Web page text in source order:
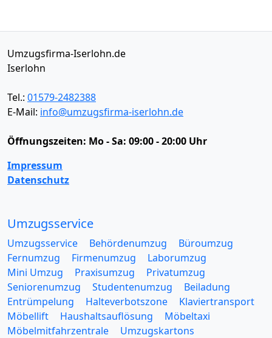
Umzugsfirma-Iserlohn.de
Iserlohn
Tel.: 01579-2482388
E-Mail: info@umzugsfirma-iserlohn.de
Öffnungszeiten: Mo - Sa: 09:00 - 20:00 Uhr
Impressum
Datenschutz
Umzugsservice
Umzugsservice Behördenumzug
Büroumzug
Fernumzug
Firmenumzug
Laborumzug
Mini Umzug
Praxisumzug
Privatumzug
Seniorenumzug
Studentenumzug
Beiladung
Entrümpelung
Halteverbotszone
Klaviertransport
Möbellift
Haushaltsauflösung
Möbeltaxi
Möbelmitfahrzentrale
Umzugskartons